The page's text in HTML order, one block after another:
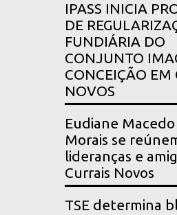
IPASS INICIA
DE
FUNDIÁRIA DO
CONJUNTO
CONCEIÇÃO EM
NOVOS
Eudiane
Morais se
lideranças e
Currais Novos
TSE determina